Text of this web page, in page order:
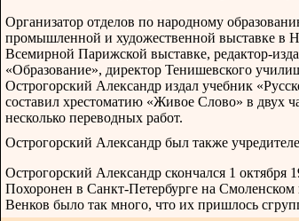
Организатор отделов по народному
промышленной и художественной выставке в
Всемирной Парижской выставке, редактор-
«Образование», директор Тенишевского
Острогорский Александр издал учебник
составил хрестоматию «Живое Слово» в двух
несколько переводных работ.
Острогорский Александр был также
Острогорский Александр скончался 1 октября
Похоронен в Санкт-Петербурге на
Венков было так много, что их пришлось